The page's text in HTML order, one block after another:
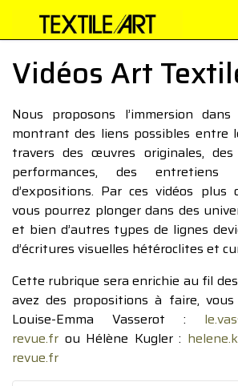
Vidéos Art
Nous proposons l’immersion
montrant des liens possibles entre
travers des œuvres originales,
performances, des
d’expositions. Par ces vidéos plus
vous pourrez plonger dans des
et bien d’autres types de lignes
d’écritures visuelles hétéroclites et
Cette rubrique sera enrichie au fil
avez des propositions à faire,
Louise-Emma Vasserot :
revue.fr ou Hélène Kugler :
revue.fr